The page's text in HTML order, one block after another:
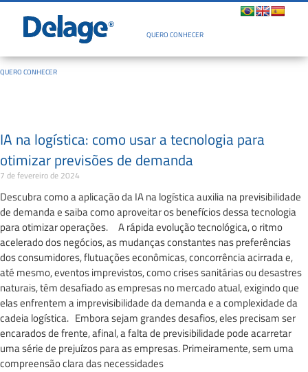
QUERO CONHECER
QUERO CONHECER
IA na logística: como usar a tecnologia para
otimizar previsões de demanda
7 de fevereiro de 2024
Descubra como a aplicação da IA na logística auxilia na previsibilidade
de demanda e saiba como aproveitar os benefícios dessa tecnologia
para otimizar operações. A rápida evolução tecnológica, o ritmo
acelerado dos negócios, as mudanças constantes nas preferências
dos consumidores, flutuações econômicas, concorrência acirrada e,
até mesmo, eventos imprevistos, como crises sanitárias ou desastres
naturais, têm desafiado as empresas no mercado atual, exigindo que
elas enfrentem a imprevisibilidade da demanda e a complexidade da
cadeia logística. Embora sejam grandes desafios, eles precisam ser
encarados de frente, afinal, a falta de previsibilidade pode acarretar
uma série de prejuízos para as empresas. Primeiramente, sem uma
compreensão clara das necessidades